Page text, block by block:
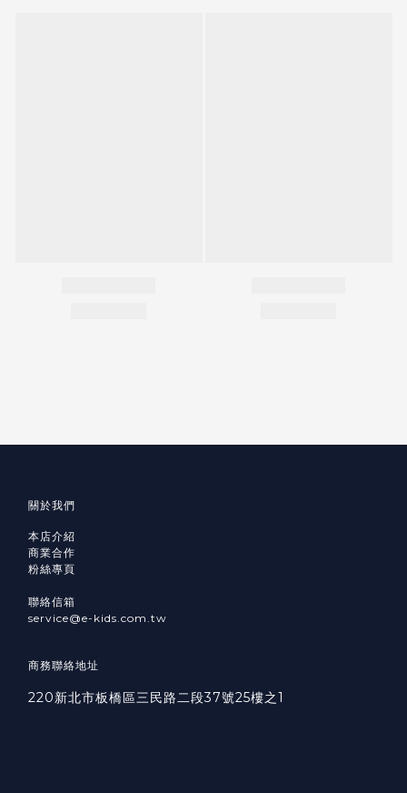
關於我們
本店介紹
商業合作
粉絲專頁
聯絡信箱
service@e-kids.com.tw
商務聯絡地址
220新北市板橋區三民路二段37號25樓之1